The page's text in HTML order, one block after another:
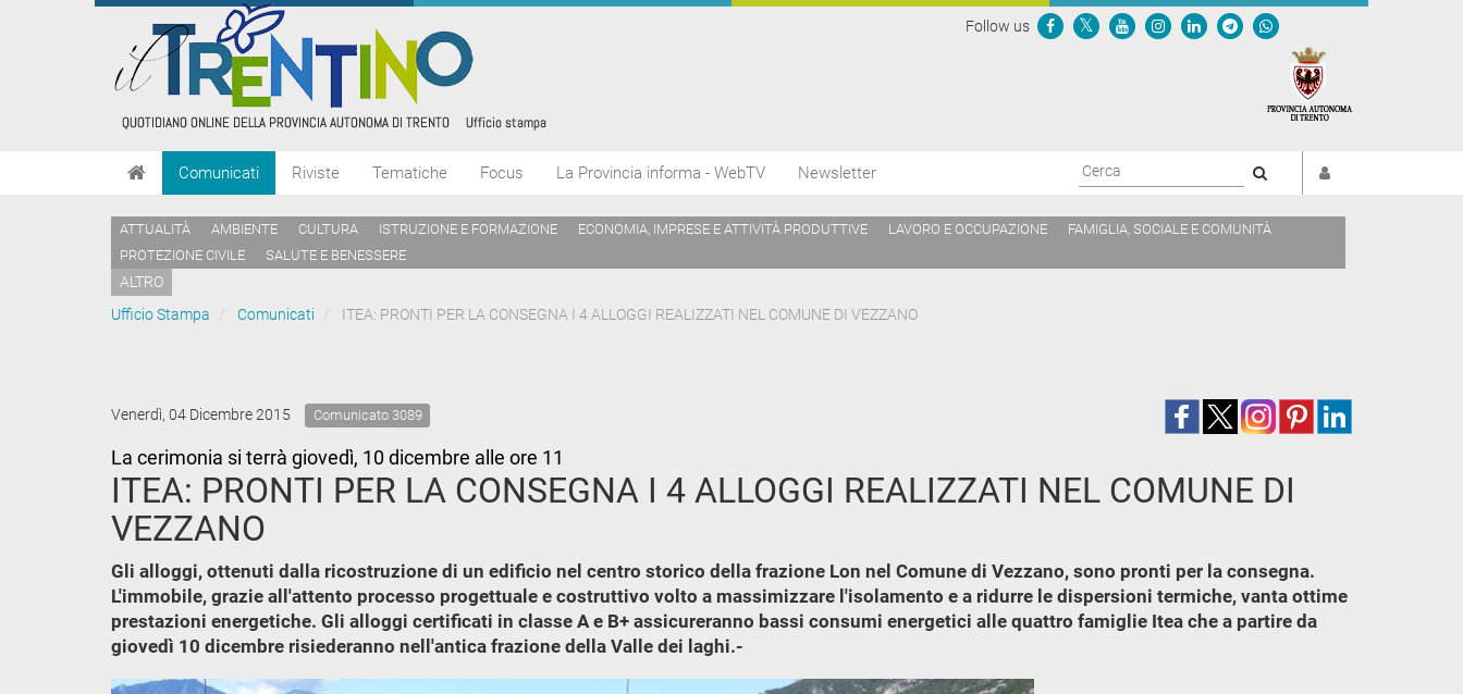
Follow us
Comunicati Riviste Tematiche Focus La Provincia informa - WebTV Newsletter
ATTUALITÀ AMBIENTE CULTURA ISTRUZIONE E FORMAZIONE ECONOMIA, IMPRESE E ATTIVITÀ PRODUTTIVE LAVORO E OCCUPAZIONE
FAMIGLIA, SOCIALE E COMUNITÀ
PROTEZIONE CIVILE
SALUTE E BENESSERE
ALTRO
Ufficio Stampa
Comunicati ITEA: PRONTI PER LA CONSEGNA I 4 ALLOGGI REALIZZATI NEL COMUNE DI VEZZANO
Venerdì, 04 Dicembre 2015 Comunicato 3089
La cerimonia si terrà giovedì, 10 dicembre alle ore 11
ITEA: PRONTI PER LA CONSEGNA I 4 ALLOGGI REALIZZATI NEL COMUNE DI
VEZZANO
Gli alloggi, ottenuti dalla ricostruzione di un edificio nel centro storico della frazione Lon nel Comune di Vezzano, sono pronti per la consegna.
L'immobile, grazie all'attento processo progettuale e costruttivo volto a massimizzare l'isolamento e a ridurre le dispersioni termiche, vanta ottime
prestazioni energetiche. Gli alloggi certificati in classe A e B+ assicureranno bassi consumi energetici alle quattro famiglie Itea che a partire da
giovedì 10 dicembre risiederanno nell'antica frazione della Valle dei laghi.-